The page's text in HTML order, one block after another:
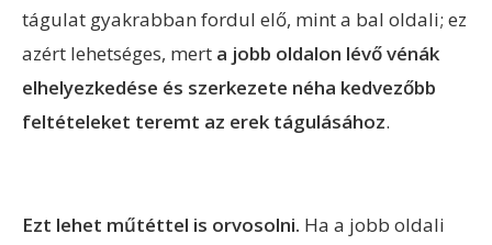
tágulat gyakrabban fordul elő, mint a bal oldali; ez
azért lehetséges, mert a jobb oldalon lévő vénák
elhelyezkedése és szerkezete néha kedvezőbb
feltételeket teremt az erek tágulásához.
Ezt lehet műtéttel is orvosolni. Ha a jobb oldali